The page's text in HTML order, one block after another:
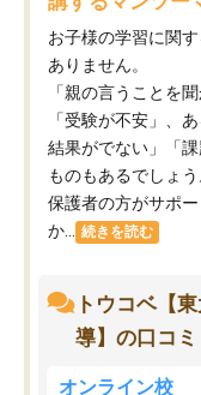
お子様の学習に関
ありません。
「親の言うことを
「受験が不安」、
結果がでない」「
ものもあるでしょう
保護者の方がサポ
か...
続きを読む
トウコベ【
導】の口コミ
オンライン校